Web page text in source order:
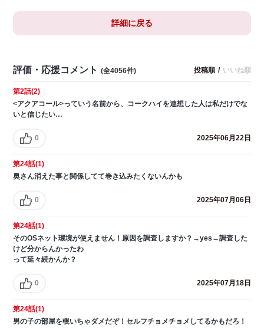
詳細に戻る
評価・応援コメント (全4056件) 投稿順 / いいね順
第2話(2)
<アクアコール>っていう名前から、コークハイを連想した人は私だけでな
いと信じたい…
0 2025年06月22日
第24話(1)
奥さん消えた事と関係してて巻き込みたくないんかも
0 2025年07月06日
第24話(1)
そのOSネット環境が使えません！原因を調査しますか？→yes→調査した
けど分からんかったわ
って延々続かんか？
0 2025年07月18日
第24話(1)
男の子の部屋を覗いちゃダメだぞ！セルフチョメチョメしてるかもだろ！